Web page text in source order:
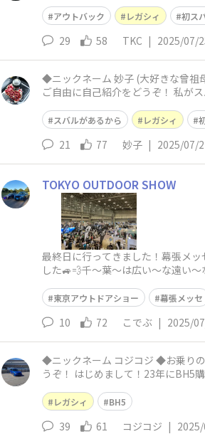
アウトバック レガシィ 初ス
29 58 TKC | 2025/07/
◆ニックネーム 妙子 (大好きな曾
ご自由に自己紹介をどうぞ！ 私が
スバルがあるから レガシィ
21 77 妙子 | 2025/07/
TOKYO OUTDOOR SHOW
最終日に行ってきました！幕張メ
した🚙💨千〜葉〜は広い〜な遠い
東京アウトドアショー 幕張メッセ
10 72 こでぶ | 2025/
◆ニックネーム コジコジ ◆お乗りの車種（乗りたい車種でもOK） レガシィツーリングワゴンBH5GT-B Sエディション ◆ご自由に自己紹介をど
うぞ！ はじめまして！23年にBH5
レガシィ BH5
39 61 コジコジ |